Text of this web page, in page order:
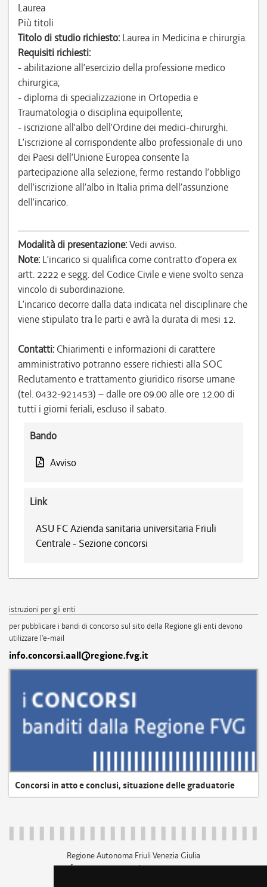
Laurea
Più titoli
Titolo di studio richiesto: Laurea in Medicina e chirurgia.
Requisiti richiesti:
- abilitazione all’esercizio della professione medico
chirurgica;
- diploma di specializzazione in Ortopedia e
Traumatologia o disciplina equipollente;
- iscrizione all’albo dell’Ordine dei medici-chirurghi.
L’iscrizione al corrispondente albo professionale di uno
dei Paesi dell’Unione Europea consente la
partecipazione alla selezione, fermo restando l’obbligo
dell’iscrizione all’albo in Italia prima dell’assunzione
dell’incarico.
Modalità di presentazione:Vedi avviso.
Note: L’incarico si qualifica come contratto d’opera ex
artt. 2222 e segg. del Codice Civile e viene svolto senza
vincolo di subordinazione.
L’incarico decorre dalla data indicata nel disciplinare che
viene stipulato tra le parti e avrà la durata di mesi 12.
Contatti: Chiarimenti e informazioni di carattere
amministrativo potranno essere richiesti alla SOC
Reclutamento e trattamento giuridico risorse umane
(tel. 0432-921453) – dalle ore 09.00 alle ore 12.00 di
tutti i giorni feriali, escluso il sabato.
Bando
Avviso
Link
ASU FC Azienda sanitaria universitaria Friuli
Centrale - Sezione concorsi
istruzioni per gli enti
per pubblicare i bandi di concorso sul sito della Regione gli enti devono
utilizzare l'e-mail
info.concorsi.aall@regione.fvg.it
Concorsi in atto e conclusi, situazione delle graduatorie
Regione Autonoma Friuli Venezia Giulia
c.f. 80014930327; p.iva 00526040324